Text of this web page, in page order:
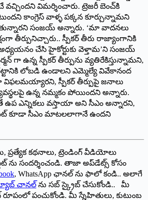
విమర్శించారు. ట్రెజరీ బెంచ్‌కి
కాంగ్రెస్‌ ‌వాళ్ళ పక్కన కూర్చున్నామని
సంజయ్‌ అన్నారు. ‘మా వాదనలు
తీర్పునిచ్చారు.. స్పీకర్‌ ‌తీరు రాజ్యాంగానికి
అధ్యయనం చేసి హైకోర్టుకు వెళ్తామ’ని సంజయ్‌
‌గా ఉన్న స్పీకర్‌ ‌తీర్పును వ్యతిరేకిస్తున్నామని,
లోబడి ఉండాలని ఎమ్మెల్యే వివేకానంద
విఫలమయ్యారని, స్పీకర్‌ ‌తీర్పుపై జనాలు
ఉన్న నమ్మకం పోయిందని అన్నారు.
ఉప ఎన్నికలు వస్తాయా అని సీఎం అన్నారని,
‌కూడా సీఎం మాటలలాగానే ఉందని
ప్రత్యేక కథనాలు, ట్రెండింగ్ వీడియోలు
ను సందర్శించండి. తాజా అప్‌డేట్స్ కోసం
, WhatsApp ఛానల్ ను ఫాలో కండి.. అలాగే
చానల్ ను సబ్ స్క్రైబ్ చేసుకోండి.. మీ
పంచుకోండి. మీ స్నేహితులు, కుటుంబ